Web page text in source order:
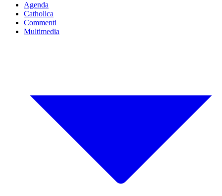
Agenda
Catholica
Commenti
Multimedia